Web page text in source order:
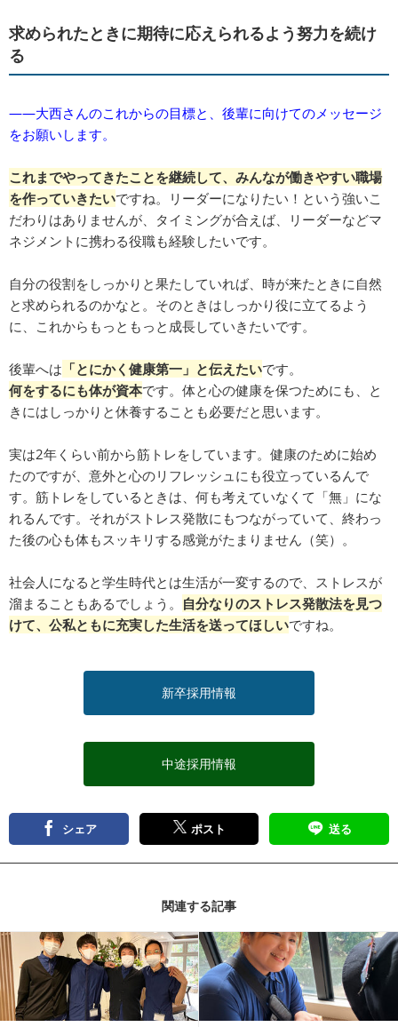
求められたときに期待に応えられるよう努力を続け
る
――大西さんのこれからの目標と、後輩に向けてのメッセージ
をお願いします。
これまでやってきたことを継続して、みんなが働きやすい職場
を作っていきたいですね。リーダーになりたい！という強いこ
だわりはありませんが、タイミングが合えば、リーダーなどマ
ネジメントに携わる役職も経験したいです。
自分の役割をしっかりと果たしていれば、時が来たときに自然
と求められるのかなと。そのときはしっかり役に立てるよう
に、これからもっともっと成長していきたいです。
後輩へは 「とにかく健康第一」と伝えたいです。
何をするにも体が資本です。体と心の健康を保つためにも、と
きにはしっかりと休養することも必要だと思います。
実は2年くらい前から筋トレをしています。健康のために始め
たのですが、意外と心のリフレッシュにも役立っているんで
す。筋トレをしているときは、何も考えていなくて「無」にな
れるんです。それがストレス発散にもつながっていて、終わっ
た後の心も体もスッキリする感覚がたまりません（笑）。
社会人になると学生時代とは生活が一変するので、ストレスが
溜まることもあるでしょう。 自分なりのストレス発散法を見つ
けて、公私ともに充実した生活を送ってほしいですね。
新卒採用情報
中途採用情報
シェア ポスト 送る
関連する記事
記事を読む